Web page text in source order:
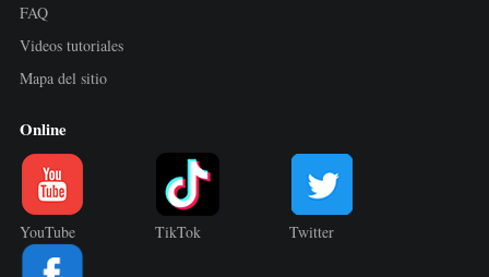
FAQ
Videos tutoriales
Mapa del sitio
Online
YouTube TikTok Twitter